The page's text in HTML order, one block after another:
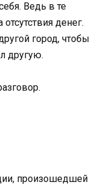
Ведь в те
денег.
город, чтобы
другую.
произошедшей